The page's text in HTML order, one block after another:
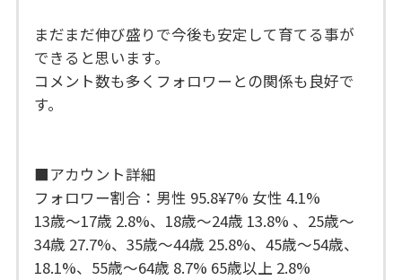
まだまだ伸び盛りで今後も安定して育てる事が
できると思います。
コメント数も多くフォロワーとの関係も良好で
す。
■アカウント詳細
フォロワー割合：男性 95.8¥7% 女性 4.1%
13歳〜17歳 2.8%、18歳〜24歳 13.8% 、25歳〜
34歳 27.7%、35歳〜44歳 25.8%、45歳〜54歳、
18.1%、55歳〜64歳 8.7% 65歳以上 2.8%